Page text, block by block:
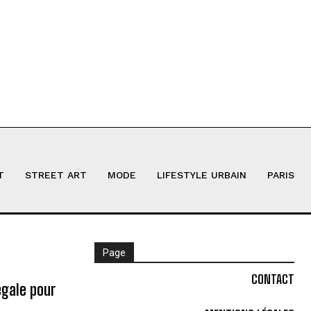
STREET ART MODE LIFESTYLE URBAIN PARIS
pour
Page
CONTACT